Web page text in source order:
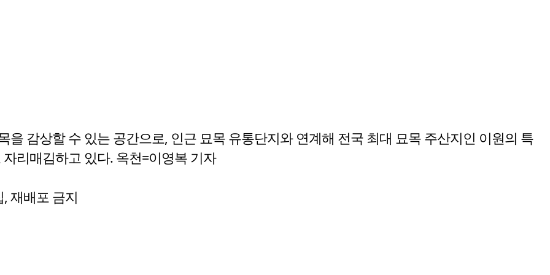
감상할 수 있는 공간으로, 인근 묘목 유통단지와 연계해 전국 최대 묘목 주산지인 이원의 특
리매김하고 있다. 옥천=이영복 기자
재배포 금지